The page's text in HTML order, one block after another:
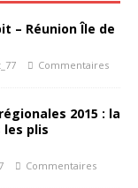
– Réunion Île de
Commentaires
2015 : la
les plis
Commentaires